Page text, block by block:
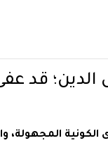
ممنوعًا (٨) | هل الدين؛
المجهولة،